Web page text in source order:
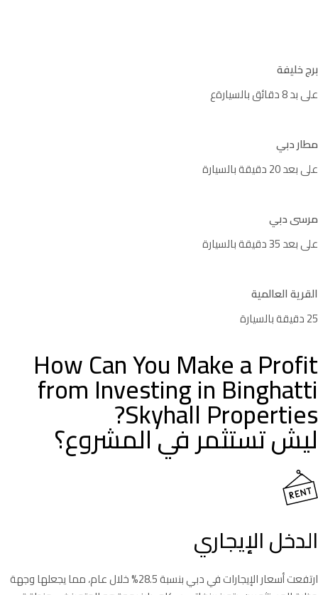
برج خليفة
على بد 8 دقائق بالسيارةع
مطار دبي
على بعد 20 دقيقة بالسيارة
مرسى دبي
على بعد 35 دقيقة بالسيارة
القرية العالمية
25 دقيقة بالسيارة
How Can You Make a Profit
from Investing in Binghatti
Skyhall Properties?
ليش تستثمر في المشروع؟
الدخل الإيجاري
ارتفعت أسعار الإيجارات في دبي بنسبة 28.5% خلال عام، مما يجعلها وجهة